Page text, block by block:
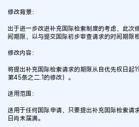
修改背景：
出于进一步改进补充国际检索制度的考虑，此次
间期限，以与提交国际初步审查请求的时间期限
修改内容：
将提出补充国际检索请求的期限从自优先权日起
第45条之二.1的修改）。
适用范围：
适用于任何国际申请，只要提出补充国际检索请
日尚未届满。